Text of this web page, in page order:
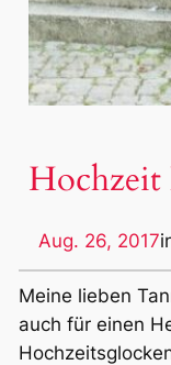
Hochzeit
Aug. 26, 2017
Meine lieben
auch für einen